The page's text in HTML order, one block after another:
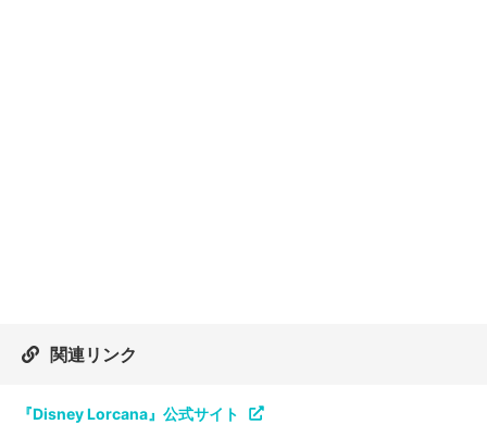
関連リンク
『Disney Lorcana』公式サイト